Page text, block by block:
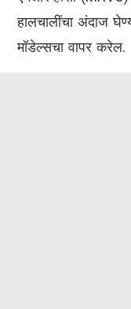
हालचालींचा अंदाज
मॉडेल्सचा वापर करेल.